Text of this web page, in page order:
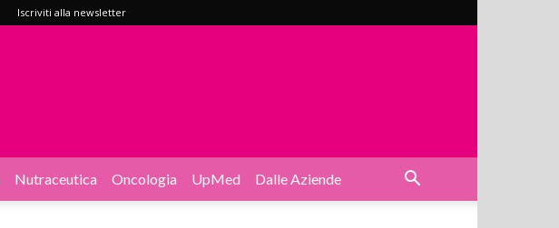
Iscriviti alla newsletter
Nutraceutica Oncologia UpMed Dalle Aziende